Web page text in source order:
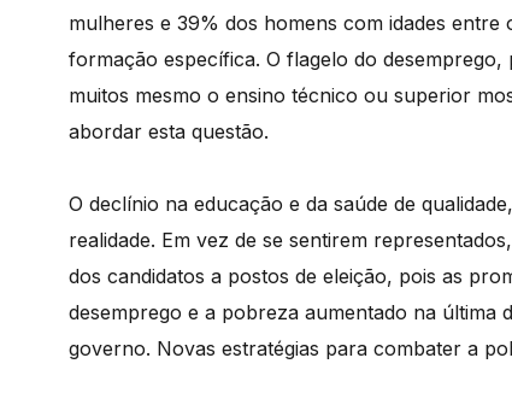
mulheres e 39% dos homens com idades
formação específica. O flagelo do
muitos mesmo o ensino técnico ou superior
abordar esta questão.
O declínio na educação e da saúde de
realidade. Em vez de se sentirem
dos candidatos a postos de eleição, pois as
desemprego e a pobreza aumentado na última
governo. Novas estratégias para combater a